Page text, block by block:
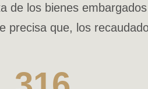
de los bienes
que, los